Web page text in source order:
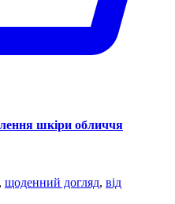
шкіри обличчя
, щоденний догляд, від